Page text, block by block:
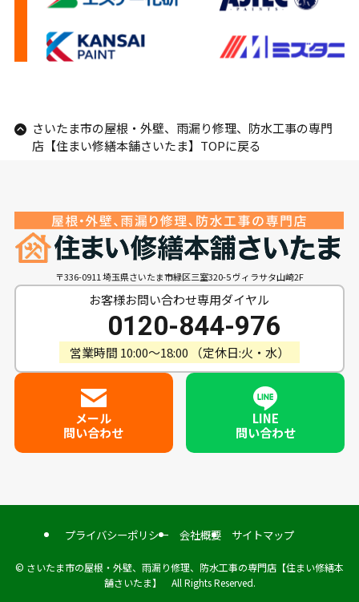
さいたま市の屋根・外壁、雨漏り修理、防水工事の専門
店【住まい修繕本舗さいたま】TOPに戻る
〒336-0911 埼玉県さいたま市緑区三室320-5 ヴィラサタ山崎2F
お客様お問い合わせ専用ダイヤル
0120-844-976
営業時間 10:00〜18:00 （定休日:火・水）
メール
問い合わせ
LINE
問い合わせ
プライバシーポリシー 会社概要 サイトマップ
© さいたま市の屋根・外壁、雨漏り修理、防水工事の専門店【住まい修繕本
舗さいたま】 All Rights Reserved.